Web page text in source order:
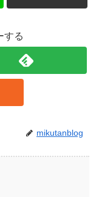
する
mikutanblog